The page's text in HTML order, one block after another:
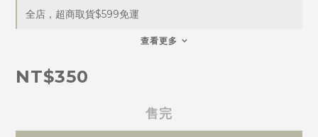
全店，超商取貨$599免運
查看更多
NT$350
售完